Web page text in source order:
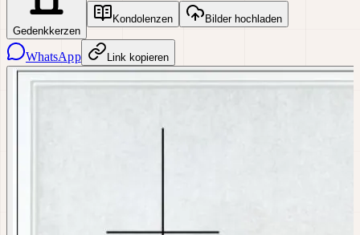
Gedenkkerzen
Kondolenzen Bilder hochladen
WhatsApp Link kopieren